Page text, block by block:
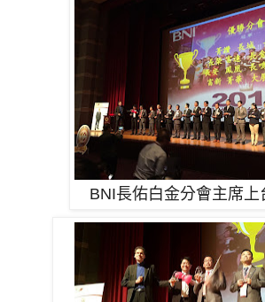
BNI長佑白金分會主席上